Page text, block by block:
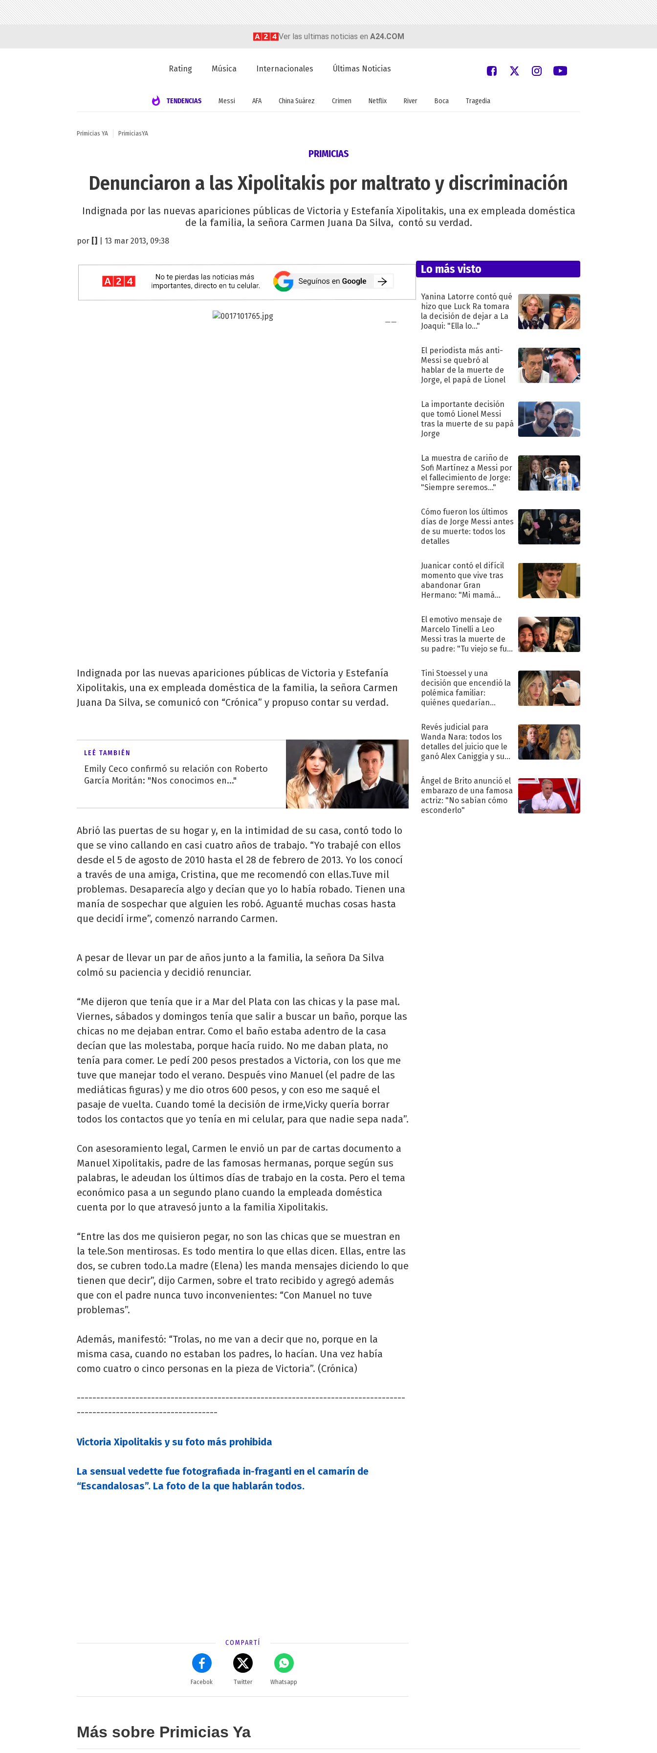
Ver las ultimas noticias en A24.COM
Rating Música Internacionales Últimas Noticias
TENDENCIAS Messi AFA China Suárez Crimen Netflix River Boca Tragedia
Primicias YA PrimiciasYA
PRIMICIAS
Denunciaron a las Xipolitakis por maltrato y discriminación
Indignada por las nuevas apariciones públicas de Victoria y Estefanía Xipolitakis, una ex empleada doméstica
de la familia, la señora Carmen Juana Da Silva, contó su verdad.
por | 13 mar 2013, 09:38
Indignada por las nuevas apariciones públicas de Victoria y Estefanía
Xipolitakis, una ex empleada doméstica de la familia, la señora Carmen
Juana Da Silva, se comunicó con “Crónica” y propuso contar su verdad.
LEÉ TAMBIÉN
Emily Ceco confirmó su relación con Roberto
García Moritán: "Nos conocimos en..."
Abrió las puertas de su hogar y, en la intimidad de su casa, contó todo lo
que se vino callando en casi cuatro años de trabajo. “Yo trabajé con ellos
desde el 5 de agosto de 2010 hasta el 28 de febrero de 2013. Yo los conocí
a través de una amiga, Cristina, que me recomendó con ellas.Tuve mil
problemas. Desaparecía algo y decían que yo lo había robado. Tienen una
manía de sospechar que alguien les robó. Aguanté muchas cosas hasta
que decidí irme”, comenzó narrando Carmen.
A pesar de llevar un par de años junto a la familia, la señora Da Silva
colmó su paciencia y decidió renunciar.
“Me dijeron que tenía que ir a Mar del Plata con las chicas y la pase mal.
Viernes, sábados y domingos tenía que salir a buscar un baño, porque las
chicas no me dejaban entrar. Como el baño estaba adentro de la casa
decían que las molestaba, porque hacía ruido. No me daban plata, no
tenía para comer. Le pedí 200 pesos prestados a Victoria, con los que me
tuve que manejar todo el verano. Después vino Manuel (el padre de las
mediáticas figuras) y me dio otros 600 pesos, y con eso me saqué el
pasaje de vuelta. Cuando tomé la decisión de irme,Vicky quería borrar
todos los contactos que yo tenía en mi celular, para que nadie sepa nada”.
Con asesoramiento legal, Carmen le envió un par de cartas documento a
Manuel Xipolitakis, padre de las famosas hermanas, porque según sus
palabras, le adeudan los últimos días de trabajo en la costa. Pero el tema
económico pasa a un segundo plano cuando la empleada doméstica
cuenta por lo que atravesó junto a la familia Xipolitakis.
“Entre las dos me quisieron pegar, no son las chicas que se muestran en
la tele.Son mentirosas. Es todo mentira lo que ellas dicen. Ellas, entre las
dos, se cubren todo.La madre (Elena) les manda mensajes diciendo lo que
tienen que decir”, dijo Carmen, sobre el trato recibido y agregó además
que con el padre nunca tuvo inconvenientes: “Con Manuel no tuve
problemas”.
Además, manifestó: “Trolas, no me van a decir que no, porque en la
misma casa, cuando no estaban los padres, lo hacían. Una vez había
como cuatro o cinco personas en la pieza de Victoria”. (Crónica)
------------------------------------------------------------------------------------
------------------------------------
Victoria Xipolitakis y su foto más prohibida
La sensual vedette fue fotografiada in-fraganti en el camarín de
“Escandalosas”. La foto de la que hablarán todos.
COMPARTÍ
Facebok Twitter Whatsapp
Lo más visto
Yanina Latorre contó qué
hizo que Luck Ra tomara
la decisión de dejar a La
Joaqui: "Ella lo..."
El periodista más anti-
Messi se quebró al
hablar de la muerte de
Jorge, el papá de Lionel
La importante decisión
que tomó Lionel Messi
tras la muerte de su papá
Jorge
La muestra de cariño de
Sofi Martínez a Messi por
el fallecimiento de Jorge:
"Siempre seremos..."
Cómo fueron los últimos
días de Jorge Messi antes
de su muerte: todos los
detalles
Juanicar contó el difícil
momento que vive tras
abandonar Gran
Hermano: "Mi mamá
El emotivo mensaje de
Marcelo Tinelli a Leo
Messi tras la muerte de
su padre: "Tu viejo se fue
Tini Stoessel y una
decisión que encendió la
polémica familiar:
quiénes quedarían
Revés judicial para
Wanda Nara: todos los
detalles del juicio que le
ganó Alex Caniggia y sus
Ángel de Brito anunció el
embarazo de una famosa
actriz: "No sabían cómo
esconderlo"
Más sobre Primicias Ya